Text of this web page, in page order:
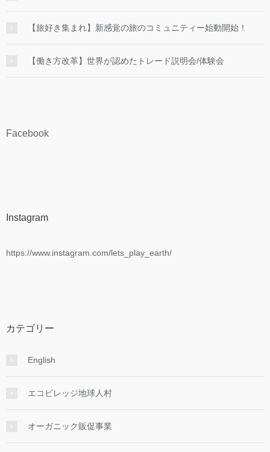
【旅好き集まれ】新感覚の旅のコミュニティー始動開始！
【働き方改革】世界が認めたトレード説明会/体験会
Facebook
Instagram
https://www.instagram.com/lets_play_earth/
カテゴリー
English
エコビレッジ地球人村
オーガニック販促事業